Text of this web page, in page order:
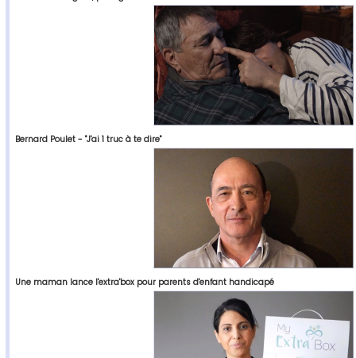
Bernard Poulet - "J'ai 1 truc à te dire"
Une maman lance l'extra'box pour parents d'enfant handicapé